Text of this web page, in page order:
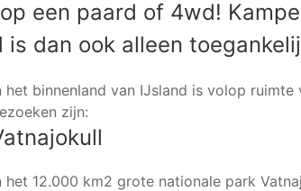
een paard of 4wd!
dan ook alleen
het binnenland van IJsland is volop
zijn:
het 12.000 km2 grote nationale park